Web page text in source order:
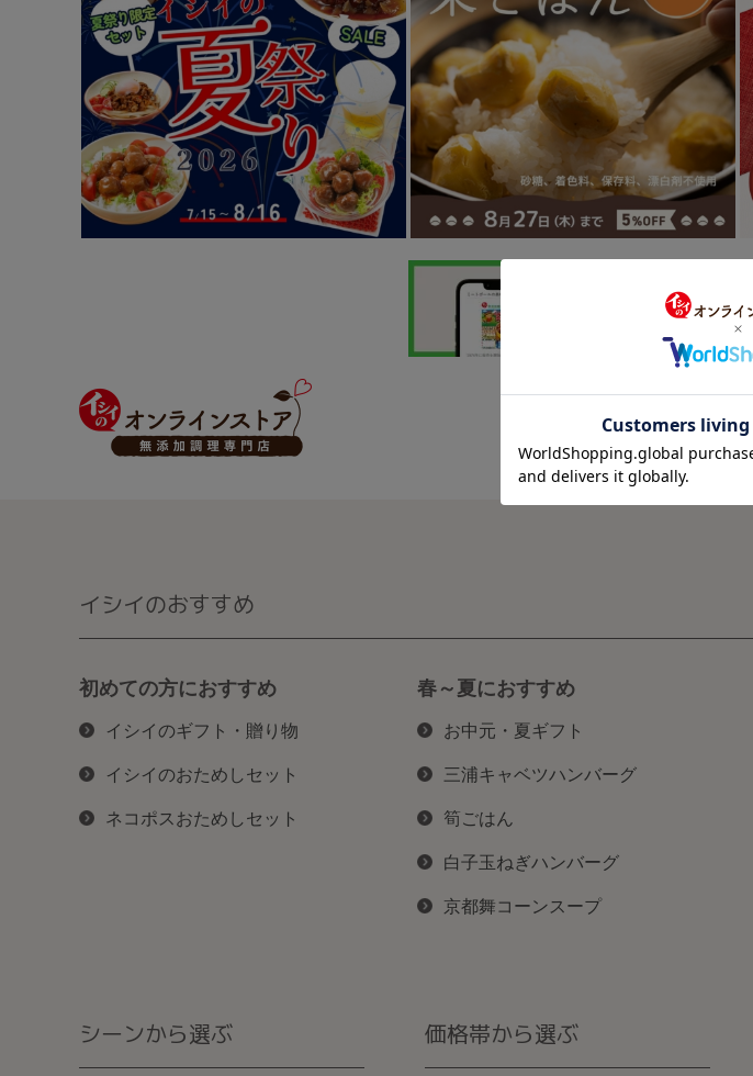
イシイのおすすめ
初めての方におすすめ
イシイのギフト・贈り物
イシイのおためしセット
ネコポスおためしセット
春～夏におすすめ
お中元・夏ギフト
三浦キャベツハンバーグ
筍ごはん
白子玉ねぎハンバーグ
京都舞コーンスープ
シーンから選ぶ 価格帯から選ぶ